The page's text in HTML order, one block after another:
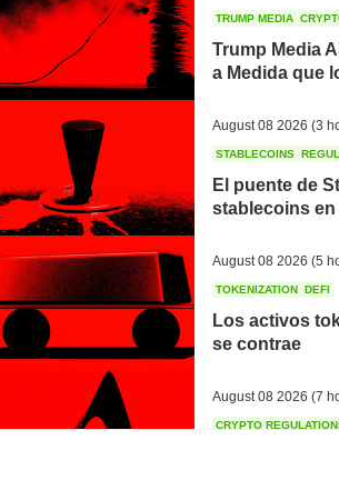
TRUMP MEDIA
Trump Media
a Medida que
August 08 2026 (3
STABLECOINS
El puente de
stablecoins
August 08 2026 (5
TOKENIZATION DEFI
Los activos
se contrae
August 08 2026 (7
CRYPTO